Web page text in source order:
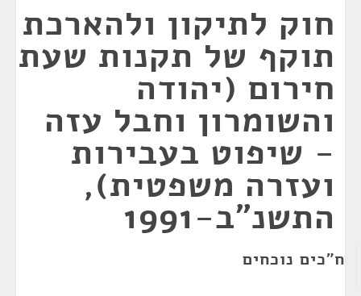
חוק לתיקון ולהארכת
תוקף של תקנות שעת
חירום (יהודה
והשומרון וחבל עזה
- שיפוט בעבירות
ועזרה משפטית),
התשנ"ב-1991
ח"כים נוכחים